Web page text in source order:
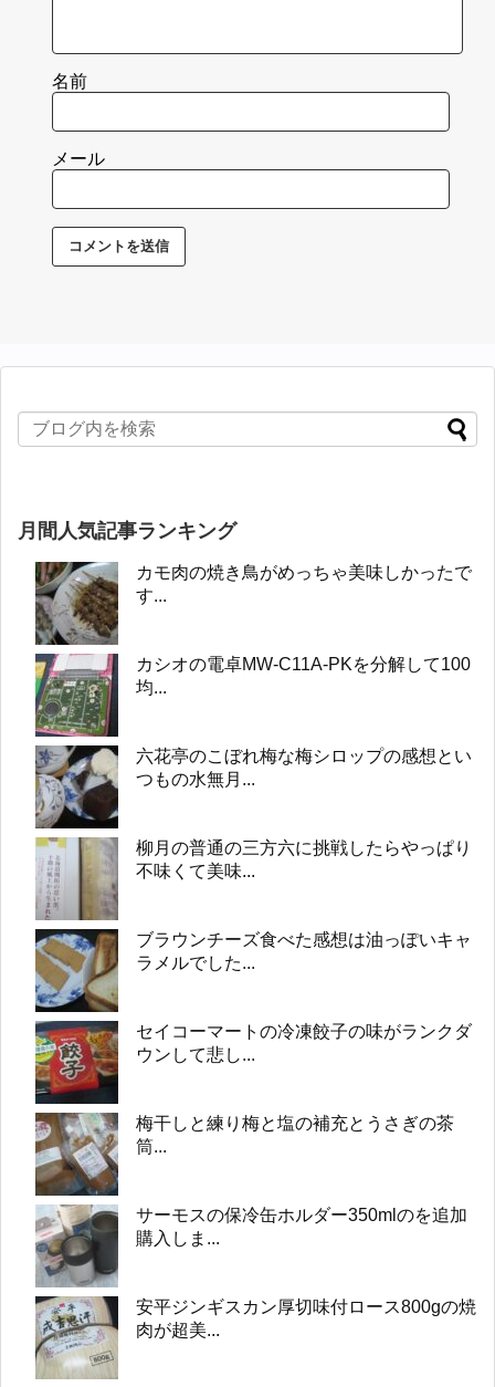
名前
メール
月間人気記事ランキング
カモ肉の焼き鳥がめっちゃ美味しかったで
す...
カシオの電卓MW-C11A-PKを分解して100
均...
六花亭のこぼれ梅な梅シロップの感想とい
つもの水無月...
柳月の普通の三方六に挑戦したらやっぱり
不味くて美味...
ブラウンチーズ食べた感想は油っぽいキャ
ラメルでした...
セイコーマートの冷凍餃子の味がランクダ
ウンして悲し...
梅干しと練り梅と塩の補充とうさぎの茶
筒...
サーモスの保冷缶ホルダー350mlのを追加
購入しま...
安平ジンギスカン厚切味付ロース800gの焼
肉が超美...